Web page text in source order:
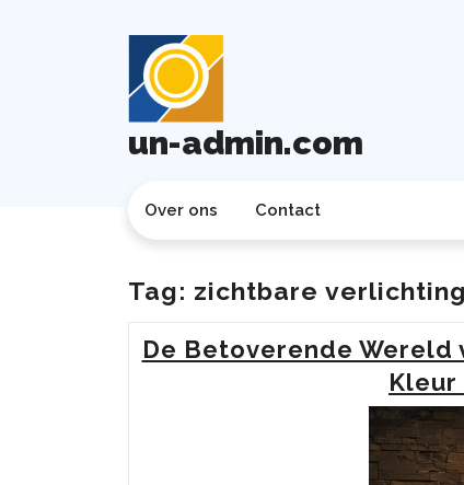
un-admin.com
Over ons Contact
Tag: zichtbare verlichting
De Betoverende Wereld
Kleur